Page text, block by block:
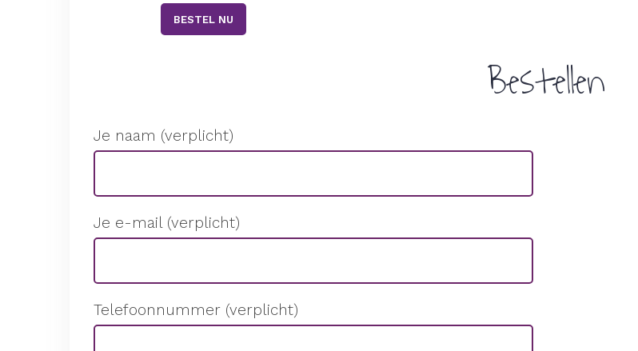
BESTEL NU
Bestellen
Je naam (verplicht)
Je e-mail (verplicht)
Telefoonnummer (verplicht)